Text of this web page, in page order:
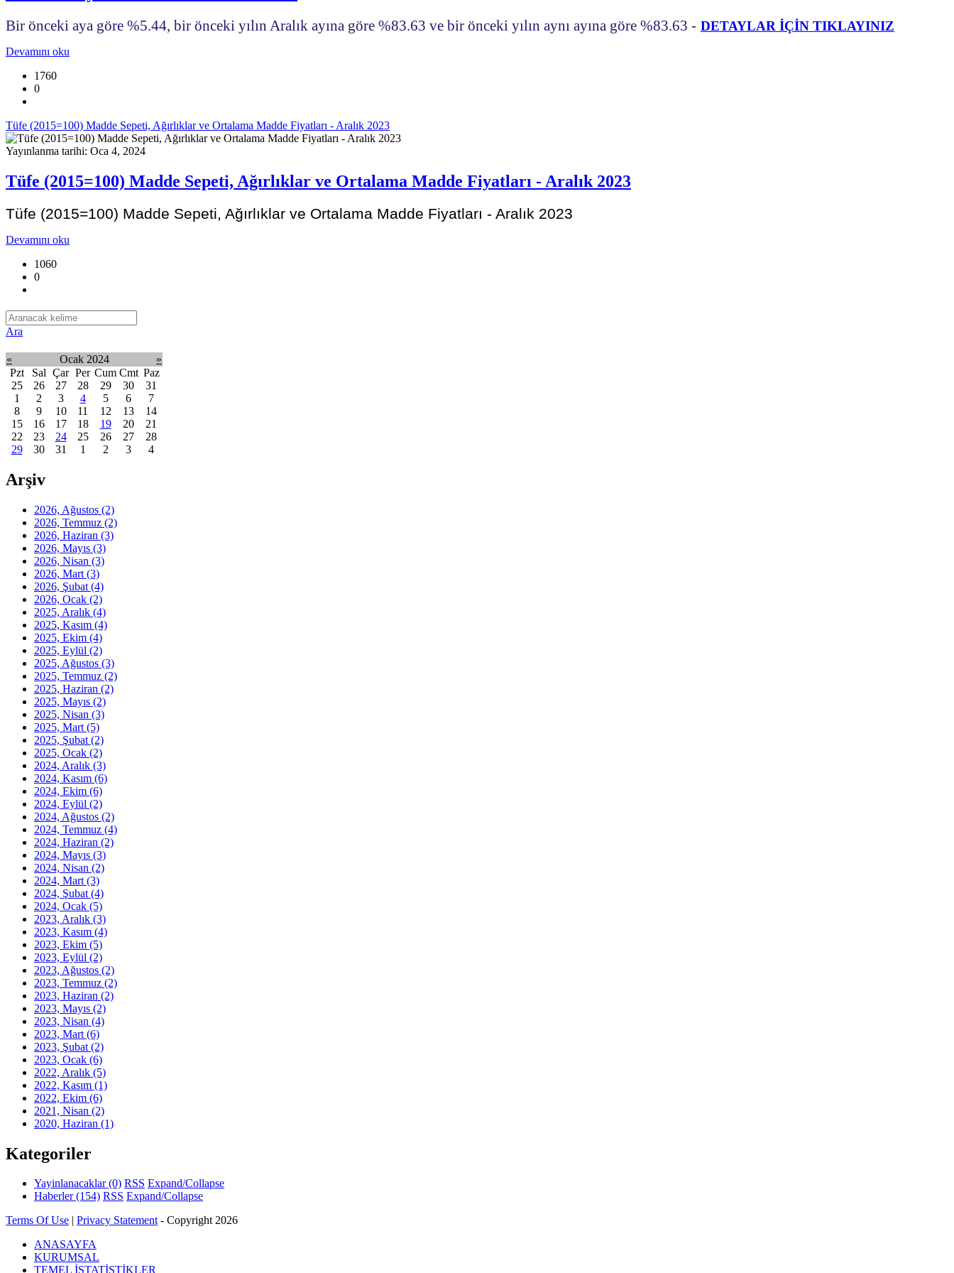
Bir önceki aya göre %5.44, bir önceki yılın Aralık ayına göre %83.63 ve bir önceki yılın aynı ayına göre %83.63 - DETAYLAR İÇİN TIKLAYINIZ
Devamını oku
1760
0
Tüfe (2015=100) Madde Sepeti, Ağırlıklar ve Ortalama Madde Fiyatları - Aralık 2023
Yayınlanma tarihi: Oca 4, 2024
Tüfe (2015=100) Madde Sepeti, Ağırlıklar ve Ortalama Madde Fiyatları - Aralık 2023
Tüfe (2015=100) Madde Sepeti, Ağırlıklar ve Ortalama Madde Fiyatları - Aralık 2023
Devamını oku
1060
0
Ara
« Ocak 2024
»
Pzt
Sal Çar Per Cum Cmt Paz
25
26 27 28 29 30
31
1
2 3 4 5 6
7
8
9 10 11 12 13
14
15
16 17 18 19 20
21
22
23 24 25 26 27
28
29
30 31 1 2 3 4
Arşiv
2026, Ağustos (2)
2026, Temmuz (2)
2026, Haziran (3)
2026, Mayıs (3)
2026, Nisan (3)
2026, Mart (3)
2026, Şubat (4)
2026, Ocak (2)
2025, Aralık (4)
2025, Kasım (4)
2025, Ekim (4)
2025, Eylül (2)
2025, Ağustos (3)
2025, Temmuz (2)
2025, Haziran (2)
2025, Mayıs (2)
2025, Nisan (3)
2025, Mart (5)
2025, Şubat (2)
2025, Ocak (2)
2024, Aralık (3)
2024, Kasım (6)
2024, Ekim (6)
2024, Eylül (2)
2024, Ağustos (2)
2024, Temmuz (4)
2024, Haziran (2)
2024, Mayıs (3)
2024, Nisan (2)
2024, Mart (3)
2024, Şubat (4)
2024, Ocak (5)
2023, Aralık (3)
2023, Kasım (4)
2023, Ekim (5)
2023, Eylül (2)
2023, Ağustos (2)
2023, Temmuz (2)
2023, Haziran (2)
2023, Mayıs (2)
2023, Nisan (4)
2023, Mart (6)
2023, Şubat (2)
2023, Ocak (6)
2022, Aralık (5)
2022, Kasım (1)
2022, Ekim (6)
2021, Nisan (2)
2020, Haziran (1)
Kategoriler
Yayinlanacaklar(0) RSS Expand/Collapse
Haberler(154) RSS Expand/Collapse
Terms Of Use | Privacy Statement- Copyright 2026
ANASAYFA
KURUMSAL
TEMEL İSTATİSTİKLER